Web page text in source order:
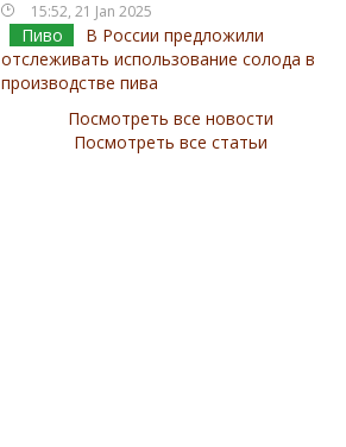
15:52, 21 Jan 2025
Пиво
В России предложили
отслеживать использование солода в
производстве пива
Посмотреть все новости
Посмотреть все статьи